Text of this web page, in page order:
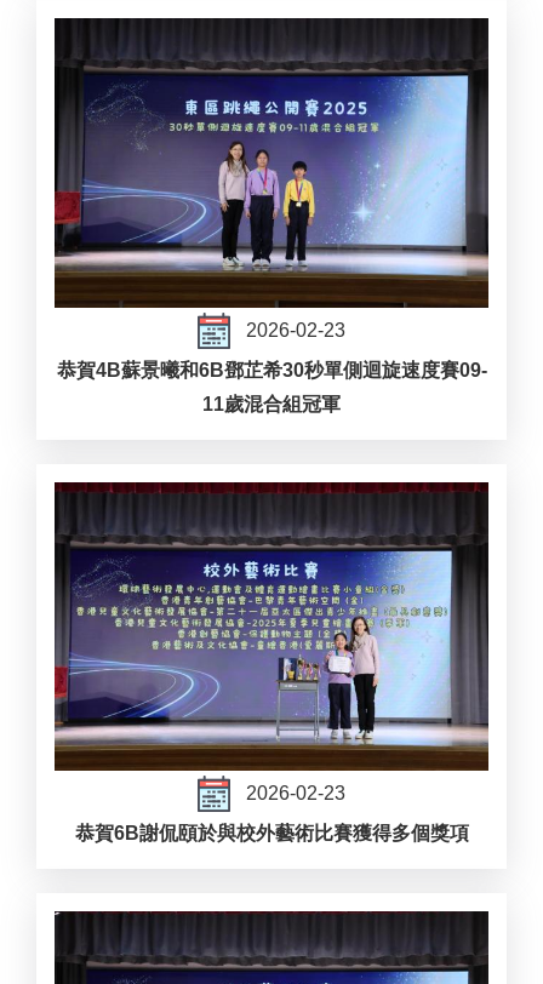
2026-02-23
恭賀4B蘇景曦和6B鄧芷希30秒單側迴旋速度賽09-
11歲混合組冠軍
2026-02-23
恭賀6B謝侃頤於與校外藝術比賽獲得多個獎項